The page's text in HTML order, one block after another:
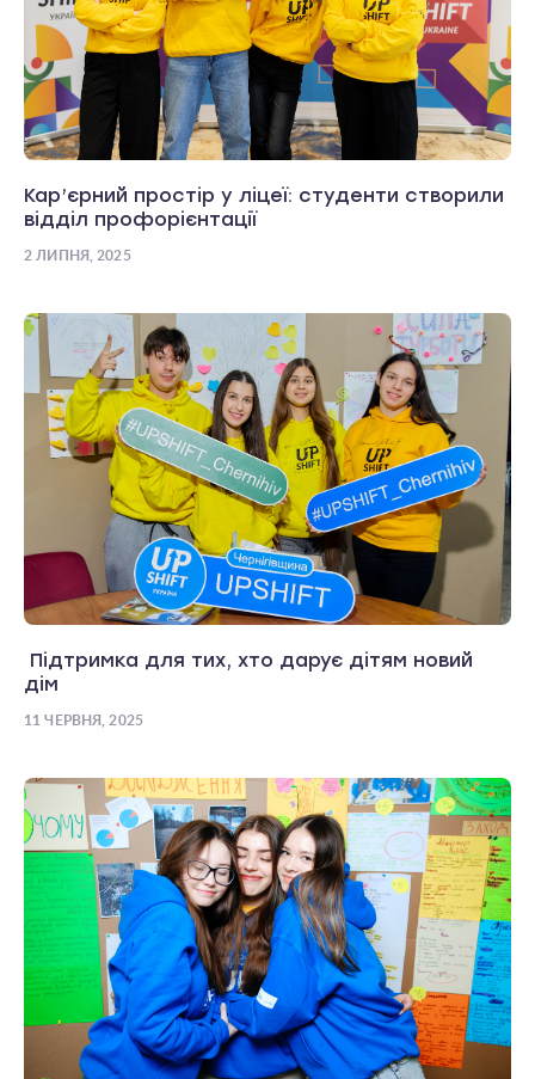
Кар’єрний простір у ліцеї: студенти створили
відділ профорієнтації
2 ЛИПНЯ, 2025
Підтримка для тих, хто дарує дітям новий
дім
11 ЧЕРВНЯ, 2025